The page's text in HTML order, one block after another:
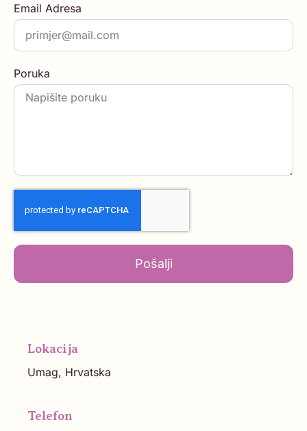
Email Adresa
Poruka
Pošalji
Lokacija
Umag, Hrvatska
Telefon